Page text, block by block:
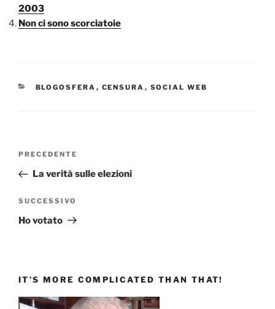
2003
Non ci sono scorciatoie
CATEGORIE
BLOGOSFERA , CENSURA , SOCIAL WEB
Navigazione
Articolo
precedente:
PRECEDENTE
La verità sulle elezioni
Articolo
successivo
SUCCESSIVO
Ho votato
IT’S MORE COMPLICATED THAN THAT!